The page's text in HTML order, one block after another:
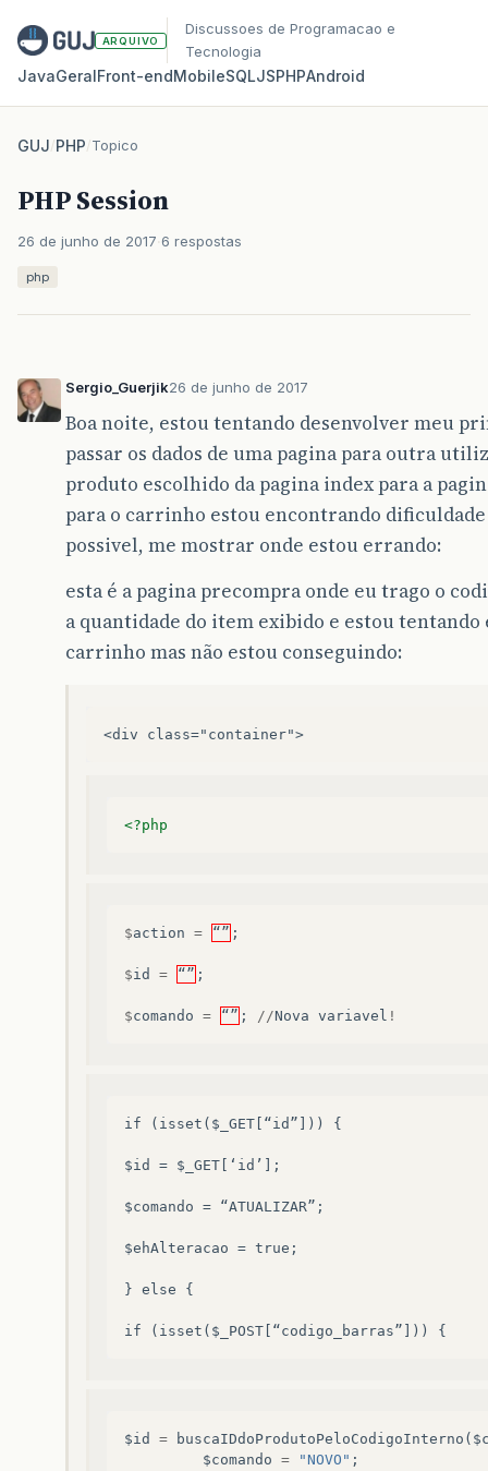
ARQUIVO
Discussoes de Programacao e
Tecnologia
JavaGeralFront‑endMobileSQLJSPHPAndroid
GUJ/PHP/Topico
PHP Session
26 de junho de 2017 6 respostas
php
Sergio_Guerjik26 de junho de 2017
Boa noite, estou tentando desenvolver meu
passar os dados de uma pagina para outra
produto escolhido da pagina index para a
para o carrinho estou encontrando
possivel, me mostrar onde estou errando:
esta é a pagina precompra onde eu trago o
a quantidade do item exibido e estou
carrinho mas não estou conseguindo:
<div class="container">
<?php
$action = “” ;
$id = “” ;
$comando = “” ; //Nova variavel !
if (isset($_GET[“id”])) {
$id = $_GET[‘id’];
$comando = “ATUALIZAR”;
$ehAlteracao = true;
} else {
if (isset($_POST[“codigo_barras”])) {
$id = buscaIDdoProdutoPeloCodigoInterno (
$comando = "NOVO" ;